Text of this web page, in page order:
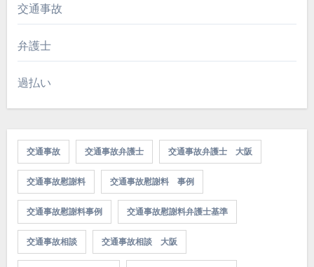
交通事故
弁護士
過払い
交通事故 交通事故弁護士 交通事故弁護士 大阪
交通事故慰謝料 交通事故慰謝料 事例
交通事故慰謝料事例 交通事故慰謝料弁護士基準
交通事故相談 交通事故相談 大阪